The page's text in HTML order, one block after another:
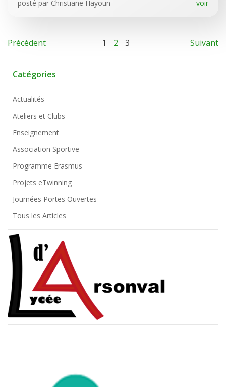
posté par Christiane Hayoun voir
Précédent 1 2 3 Suivant
Catégories
Actualités
Ateliers et Clubs
Enseignement
Association Sportive
Programme Erasmus
Projets eTwinning
Journées Portes Ouvertes
Tous les Articles